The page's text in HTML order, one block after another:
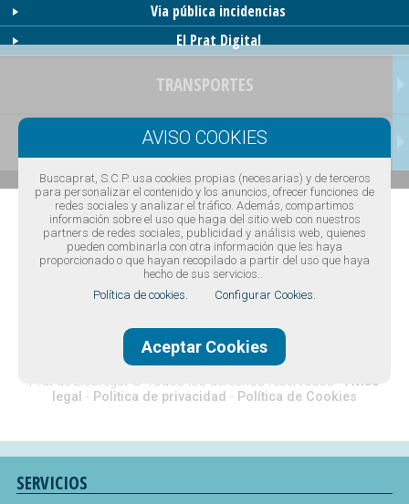
Via pública incidencias
El Prat Digital
TRANSPORTES
CONTACTAR
Diseño web Barcelona
Buscaprat aColor
Guía comercial de El Prat de Llobregat -Guía de teléfonos de El
Prat de Llobregat © Todos los derechos reservados - Aviso
legal - Politica de privacidad - Política de Cookies
SERVICIOS
Buscaprat, S.C.P. usa cookies propias (necesarias) y de terceros
para personalizar el contenido y los anuncios, ofrecer funciones de
redes sociales y analizar el tráfico. Además, compartimos
información sobre el uso que haga del sitio web con nuestros
partners de redes sociales, publicidad y análisis web, quienes
pueden combinarla con otra información que les haya
proporcionado o que hayan recopilado a partir del uso que haya
hecho de sus servicios..
Política de cookies.
Configurar Cookies.
Aceptar Cookies